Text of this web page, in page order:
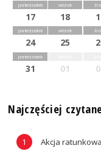
poniedziałek
17
wtorek
18
poniedziałek
24
wtorek
25
poniedziałek
31 01
Najczęściej
Akcja